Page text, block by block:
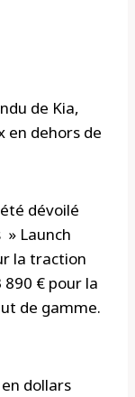
de Kia,
en dehors de
dévoilé
» Launch
la traction
€ pour la
de gamme.
dollars